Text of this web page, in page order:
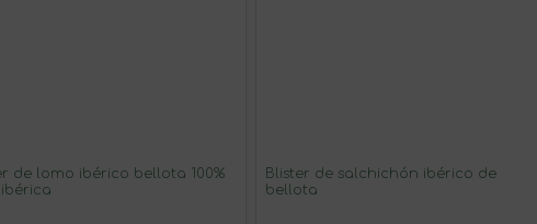
de lomo ibérico bellota 100%
Blister de salchichón ibérico de
bellota